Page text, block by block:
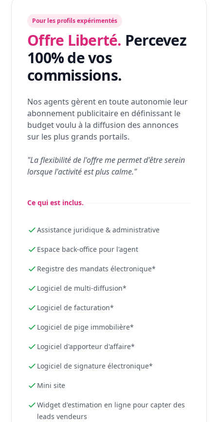
Pour les profils expérimentés
Offre Liberté. Percevez
100% de vos
commissions.
Nos agents gèrent en toute autonomie leur
abonnement publicitaire en définissant le
budget voulu à la diffusion des annonces
sur les plus grands portails.
"La flexibilité de l'offre me permet d'être serein
lorsque l'activité est plus calme."
Ce qui est inclus.
Assistance juridique & administrative
Espace back-office pour l'agent
Registre des mandats électronique*
Logiciel de multi-diffusion*
Logiciel de facturation*
Logiciel de pige immobilière*
Logiciel d'apporteur d'affaire*
Logiciel de signature électronique*
Mini site
Widget d'estimation en ligne pour capter des
leads vendeurs